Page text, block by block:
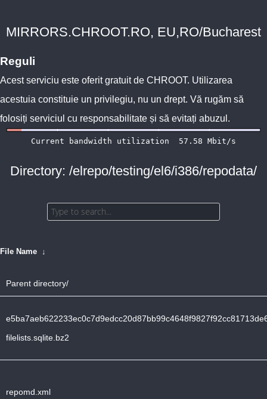
MIRRORS.CHROOT.RO, EU,RO/Bucharest
Reguli
Acest serviciu este oferit gratuit de CHROOT. Utilizarea
acestuia constituie un privilegiu, nu un drept. Vă rugăm să
folosiți serviciul cu responsabilitate și să evitați abuzul.
Directory: /elrepo/testing/el6/i386/repodata/
File Name ↓
Parent directory/
filelists.sqlite.bz2
repomd.xml